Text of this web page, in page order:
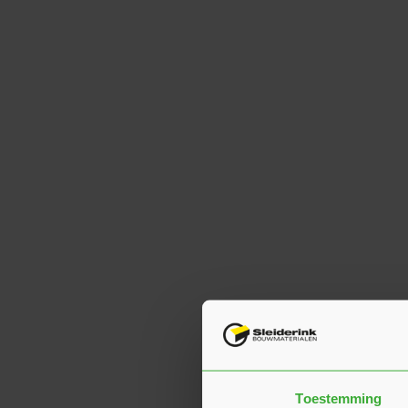
Toestemming